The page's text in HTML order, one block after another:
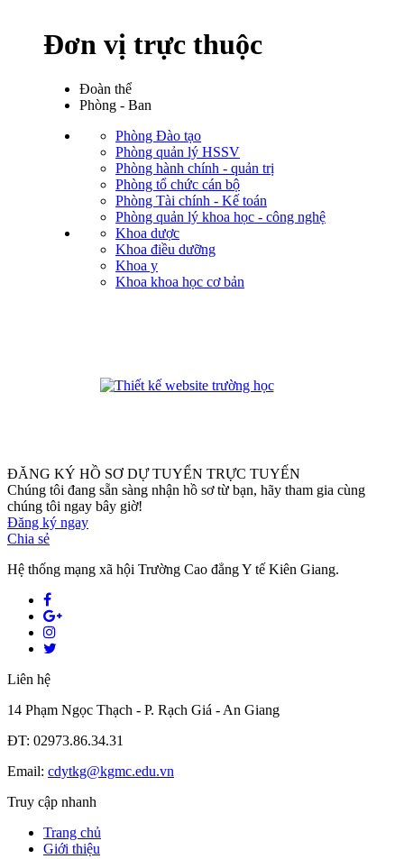
Đơn vị trực thuộc
Đoàn thể
Phòng - Ban
Phòng Đào tạo
Phòng quản lý HSSV
Phòng hành chính - quản trị
Phòng tổ chức cán bộ
Phòng Tài chính - Kế toán
Phòng quản lý khoa học - công nghệ
Khoa dược
Khoa điều dưỡng
Khoa y
Khoa khoa học cơ bản
ĐĂNG KÝ HỒ SƠ DỰ TUYỂN TRỰC TUYẾN
Chúng tôi đang sẵn sàng nhận hồ sơ từ bạn, hãy tham gia cùng
chúng tôi ngay bây giờ!
Đăng ký ngay
Chia sẻ
Hệ thống mạng xã hội Trường Cao đẳng Y tế Kiên Giang.
Liên hệ
14 Phạm Ngọc Thạch - P. Rạch Giá - An Giang
ĐT: 02973.86.34.31
Email: cdytkg@kgmc.edu.vn
Truy cập nhanh
Trang chủ
Giới thiệu